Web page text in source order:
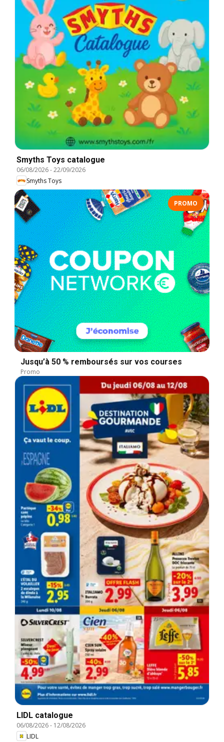
Smyths Toys catalogue
06/08/2026-22/09/2026
Smyths Toys
PROMO
Jusqu’à 50 % remboursés sur vos courses
Promo
LIDL catalogue
06/08/2026- 12/08/2026
LIDL